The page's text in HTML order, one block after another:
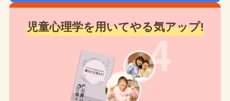
児童心理学を用いてやる気アップ!